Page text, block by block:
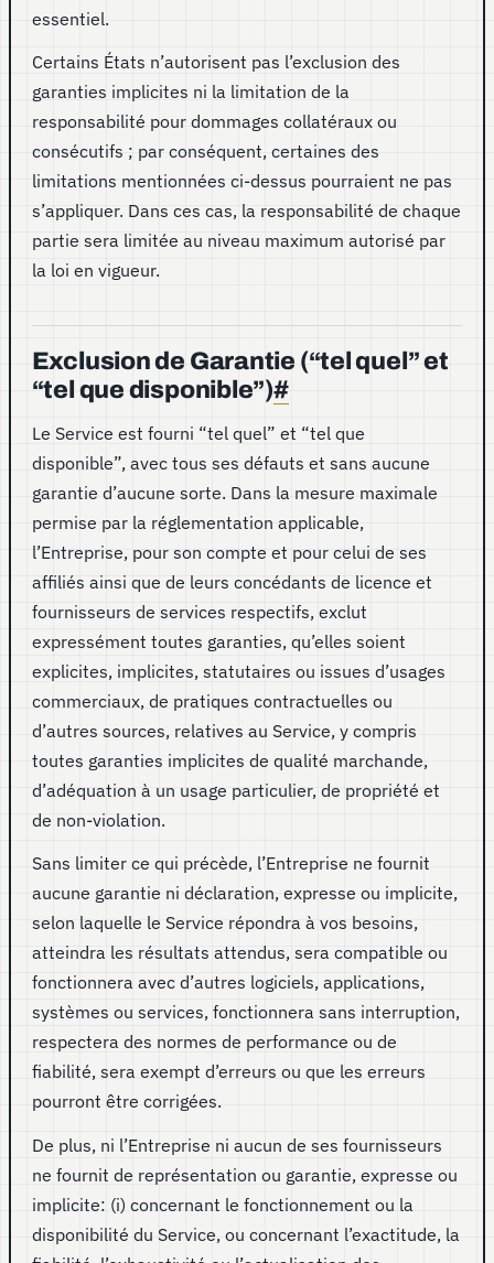
essentiel.
Certains États n’autorisent pas l’exclusion des
garanties implicites ni la limitation de la
responsabilité pour dommages collatéraux ou
consécutifs ; par conséquent, certaines des
limitations mentionnées ci-dessus pourraient ne pas
s’appliquer. Dans ces cas, la responsabilité de chaque
partie sera limitée au niveau maximum autorisé par
la loi en vigueur.
Exclusion de Garantie (“tel quel” et
“tel que disponible”)#
Le Service est fourni “tel quel” et “tel que
disponible”, avec tous ses défauts et sans aucune
garantie d’aucune sorte. Dans la mesure maximale
permise par la réglementation applicable,
l’Entreprise, pour son compte et pour celui de ses
affiliés ainsi que de leurs concédants de licence et
fournisseurs de services respectifs, exclut
expressément toutes garanties, qu’elles soient
explicites, implicites, statutaires ou issues d’usages
commerciaux, de pratiques contractuelles ou
d’autres sources, relatives au Service, y compris
toutes garanties implicites de qualité marchande,
d’adéquation à un usage particulier, de propriété et
de non-violation.
Sans limiter ce qui précède, l’Entreprise ne fournit
aucune garantie ni déclaration, expresse ou implicite,
selon laquelle le Service répondra à vos besoins,
atteindra les résultats attendus, sera compatible ou
fonctionnera avec d’autres logiciels, applications,
systèmes ou services, fonctionnera sans interruption,
respectera des normes de performance ou de
fiabilité, sera exempt d’erreurs ou que les erreurs
pourront être corrigées.
De plus, ni l’Entreprise ni aucun de ses fournisseurs
ne fournit de représentation ou garantie, expresse ou
implicite: (i) concernant le fonctionnement ou la
disponibilité du Service, ou concernant l’exactitude, la